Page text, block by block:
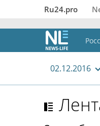
Ru24.pro
02.12.2016